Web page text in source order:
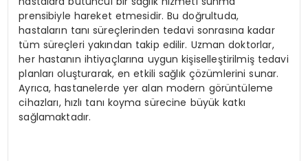
prensibiyle hareket etmesidir. Bu doğrultuda,
hastaların tanı süreçlerinden tedavi sonrasına kadar
tüm süreçleri yakından takip edilir. Uzman doktorlar,
her hastanın ihtiyaçlarına uygun kişiselleştirilmiş tedavi
planları oluşturarak, en etkili sağlık çözümlerini sunar.
Ayrıca, hastanelerde yer alan modern görüntüleme
cihazları, hızlı tanı koyma sürecine büyük katkı
sağlamaktadır.